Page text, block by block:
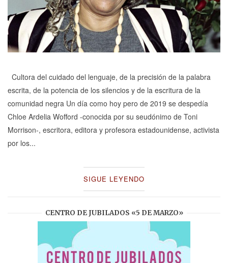
Cultora del cuidado del lenguaje, de la precisión de la palabra
escrita, de la potencia de los silencios y de la escritura de la
comunidad negra Un día como hoy pero de 2019 se despedía
Chloe Ardelia Wofford -conocida por su seudónimo de Toni
Morrison-, escritora, editora y profesora estadounidense, activista
por los...
SIGUE LEYENDO
CENTRO DE JUBILADOS «5 DE MARZO»